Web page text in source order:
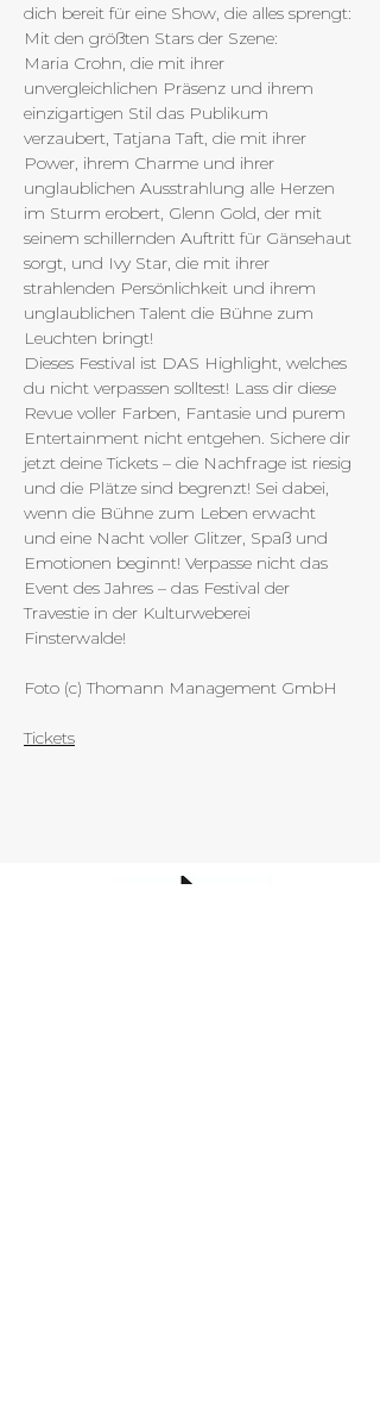
dich bereit für eine Show, die alles sprengt:
Mit den größten Stars der Szene:
Maria Crohn, die mit ihrer
unvergleichlichen Präsenz und ihrem
einzigartigen Stil das Publikum
verzaubert, Tatjana Taft, die mit ihrer
Power, ihrem Charme und ihrer
unglaublichen Ausstrahlung alle Herzen
im Sturm erobert, Glenn Gold, der mit
seinem schillernden Auftritt für Gänsehaut
sorgt, und Ivy Star, die mit ihrer
strahlenden Persönlichkeit und ihrem
unglaublichen Talent die Bühne zum
Leuchten bringt!
Dieses Festival ist DAS Highlight, welches
du nicht verpassen solltest! Lass dir diese
Revue voller Farben, Fantasie und purem
Entertainment nicht entgehen. Sichere dir
jetzt deine Tickets – die Nachfrage ist riesig
und die Plätze sind begrenzt! Sei dabei,
wenn die Bühne zum Leben erwacht
und eine Nacht voller Glitzer, Spaß und
Emotionen beginnt! Verpasse nicht das
Event des Jahres – das Festival der
Travestie in der Kulturweberei
Finsterwalde!
Foto (c) Thomann Management GmbH
Tickets